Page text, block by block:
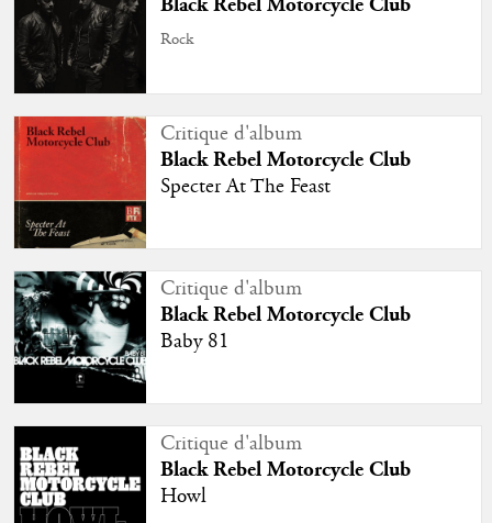
Rock
Critique d'album
Black Rebel Motorcycle Club
Specter At The Feast
Critique d'album
Black Rebel Motorcycle Club
Baby 81
Critique d'album
Black Rebel Motorcycle Club
Howl